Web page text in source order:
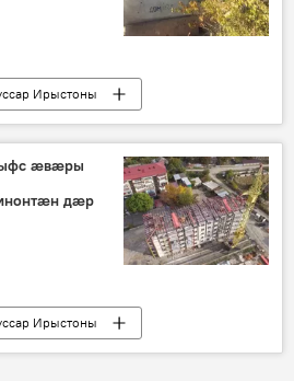
Ирыстоны
ӕвӕры
дӕр
Ирыстоны